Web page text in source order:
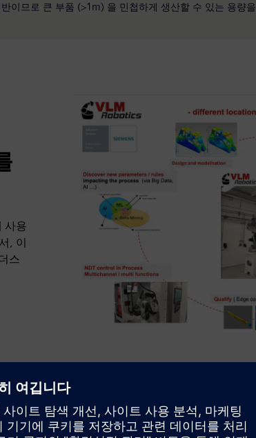
이므로 큰 부품 (>1m) 을 민첩하게 생산할 수 있는 용량을
사용
, 이
스